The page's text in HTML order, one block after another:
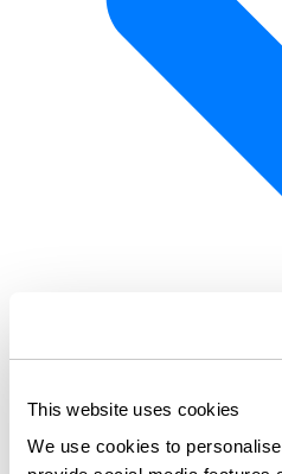
This website uses cookies
We use cookies to